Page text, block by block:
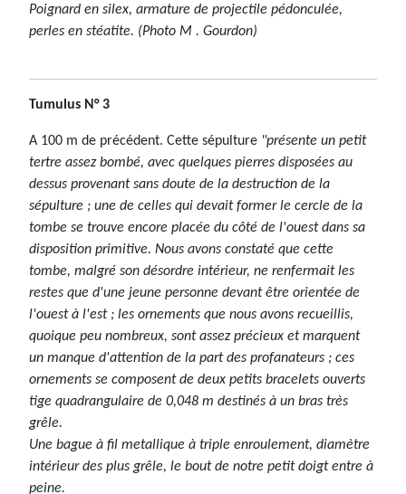
Poignard en silex, armature de projectile pédonculée,
perles en stéatite. (Photo M . Gourdon)
Tumulus N° 3
A 100 m de précédent. Cette sépulture "présente un petit
tertre assez bombé, avec quelques pierres disposées au
dessus provenant sans doute de la destruction de la
sépulture ; une de celles qui devait former le cercle de la
tombe se trouve encore placée du côté de l'ouest dans sa
disposition primitive. Nous avons constaté que cette
tombe, malgré son désordre intérieur, ne renfermait les
restes que d'une jeune personne devant être orientée de
l'ouest à l'est ; les ornements que nous avons recueillis,
quoique peu nombreux, sont assez précieux et marquent
un manque d'attention de la part des profanateurs ; ces
ornements se composent de deux petits bracelets ouverts
tige quadrangulaire de 0,048 m destinés à un bras très
grêle.
Une bague à fil metallique à triple enroulement, diamètre
intérieur des plus grêle, le bout de notre petit doigt entre à
peine.